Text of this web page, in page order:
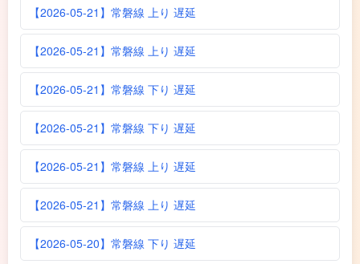
【2026-05-21】常磐線 上り 遅延
【2026-05-21】常磐線 上り 遅延
【2026-05-21】常磐線 下り 遅延
【2026-05-21】常磐線 下り 遅延
【2026-05-21】常磐線 上り 遅延
【2026-05-21】常磐線 上り 遅延
【2026-05-20】常磐線 下り 遅延